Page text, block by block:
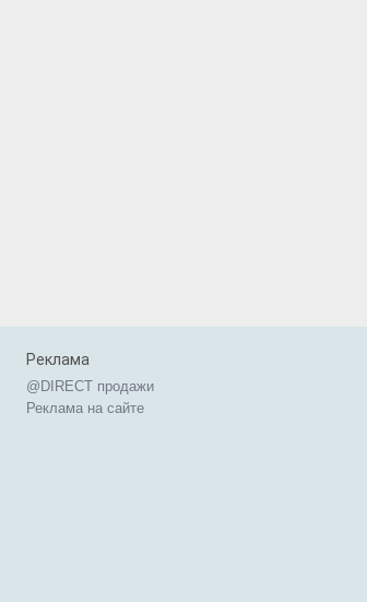
Реклама
@DIRECT продажи
Реклама на сайте